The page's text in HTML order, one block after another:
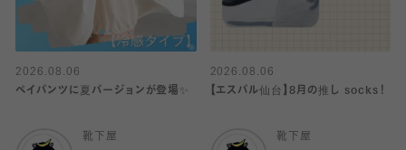
2026.08.06
ペイパンツに夏バージョンが登場✨
靴下屋
2026.08.06
【エスパル仙台】8月の推し socks！
靴下屋